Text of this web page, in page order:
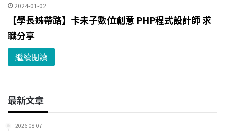
2024-01-02
【學長姊帶路】卡未子數位創意 PHP程式設計師 求
職分享
繼續閱讀
最新文章
2026-08-07